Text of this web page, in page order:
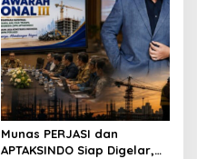
Munas PERJASI dan
APTAKSINDO Siap Digelar,